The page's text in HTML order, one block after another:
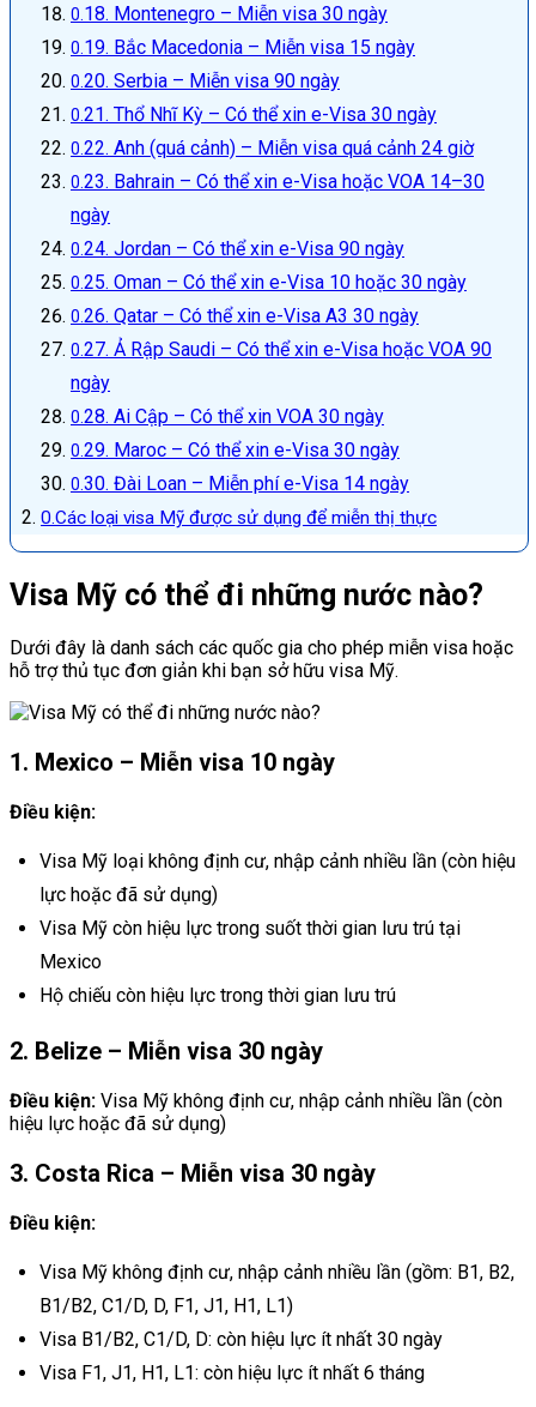
18. Montenegro – Miễn visa 30 ngày
19. Bắc Macedonia – Miễn visa 15 ngày
20. Serbia – Miễn visa 90 ngày
21. Thổ Nhĩ Kỳ – Có thể xin e-Visa 30 ngày
22. Anh (quá cảnh) – Miễn visa quá cảnh 24 giờ
23. Bahrain – Có thể xin e-Visa hoặc VOA 14–30
ngày
24. Jordan – Có thể xin e-Visa 90 ngày
25. Oman – Có thể xin e-Visa 10 hoặc 30 ngày
26. Qatar – Có thể xin e-Visa A3 30 ngày
27. Ả Rập Saudi – Có thể xin e-Visa hoặc VOA 90
ngày
28. Ai Cập – Có thể xin VOA 30 ngày
29. Maroc – Có thể xin e-Visa 30 ngày
30. Đài Loan – Miễn phí e-Visa 14 ngày
Các loại visa Mỹ được sử dụng để miễn thị thực
Visa Mỹ có thể đi những nước nào?
Dưới đây là danh sách các quốc gia cho phép miễn visa hoặc
hỗ trợ thủ tục đơn giản khi bạn sở hữu visa Mỹ.
1. Mexico – Miễn visa 10 ngày
Điều kiện:
Visa Mỹ loại không định cư, nhập cảnh nhiều lần (còn hiệu
lực hoặc đã sử dụng)
Visa Mỹ còn hiệu lực trong suốt thời gian lưu trú tại
Mexico
Hộ chiếu còn hiệu lực trong thời gian lưu trú
2. Belize – Miễn visa 30 ngày
Điều kiện: Visa Mỹ không định cư, nhập cảnh nhiều lần (còn
hiệu lực hoặc đã sử dụng)
3. Costa Rica – Miễn visa 30 ngày
Điều kiện:
Visa Mỹ không định cư, nhập cảnh nhiều lần (gồm: B1, B2,
B1/B2, C1/D, D, F1, J1, H1, L1)
Visa B1/B2, C1/D, D: còn hiệu lực ít nhất 30 ngày
Visa F1, J1, H1, L1: còn hiệu lực ít nhất 6 tháng